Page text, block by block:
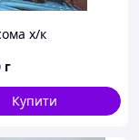
х/к
г
Купити